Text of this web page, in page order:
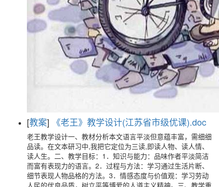
[教案] 《老王》教学设计(江苏省市级优课).doc
老王教学设计一、教材分析本文语言平淡但意蕴丰富，需细细
品读。在文本研习中,我把它定位为三读,即读人物、读人情、
读人生。二、教学目标：1．知识与能力：品味作者平淡简洁
而富有表现力的语言。2．过程与方法：学习通过生活片断、
细节表现人物品格的方法。3．情感态度与价值观：学习劳动
人民的优良品质，树立平等博爱的人道主义精神。三、教学重